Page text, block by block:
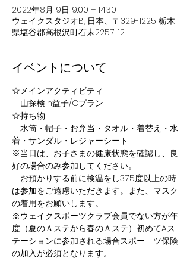
2022年8月19日 9:00 – 14:30
ウェイクスタジオB, 日本、〒329-1225 栃木
県塩谷郡高根沢町石末2257-12
イベントについて
☆メインアクティビティ
山探検In益子/Cプラン
☆持ち物
水筒・帽子・お弁当・タオル・着替え・水
着・サンダル・レジャーシート
※当日は、お子さまの健康状態を確認し、良
好の場合のみ参加してください。
お預かりする前に検温をし37.5度以上の時
は参加をご遠慮いただきます。また、マスク
の着用をお願いします。
※ウェイクスポーツクラブ会員でない方が年
度（夏のＡステから春のＡステ）初めてAス
テーションに参加される場合スポー　ツ保険
の加入が必須となります。